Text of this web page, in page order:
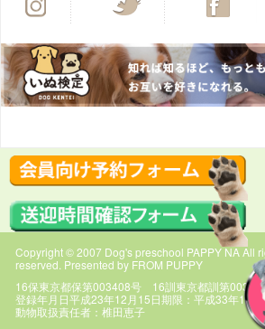
Copyright © 2007 Dog's preschool PAPPY NA All
reserved. Presented by FROM PUPPY
16保東京都保第003408号 16訓東京都訓第
登録年月日平成23年12月15日期限：平成33年12
動物取扱責任者：椎田恵子